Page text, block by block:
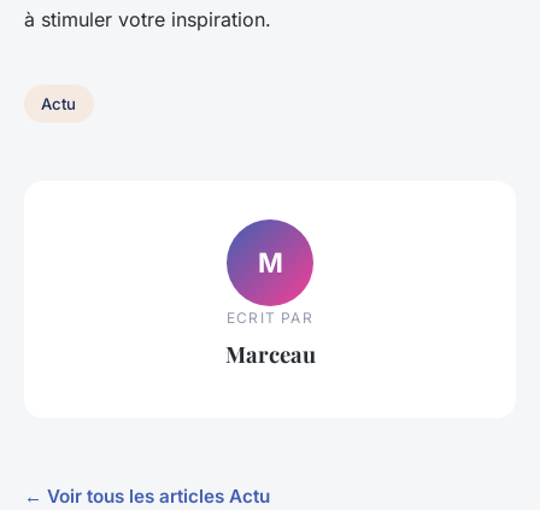
à stimuler votre inspiration.
Actu
M
ECRIT PAR
Marceau
← Voir tous les articles Actu